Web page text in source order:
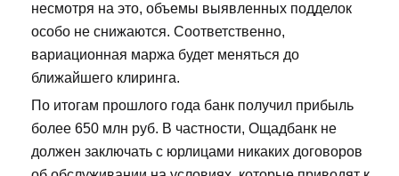
несмотря на это, объемы выявленных подделок
особо не снижаются. Соответственно,
вариационная маржа будет меняться до
ближайшего клиринга.
По итогам прошлого года банк получил прибыль
более 650 млн руб. В частности, Ощадбанк не
должен заключать с юрлицами никаких договоров